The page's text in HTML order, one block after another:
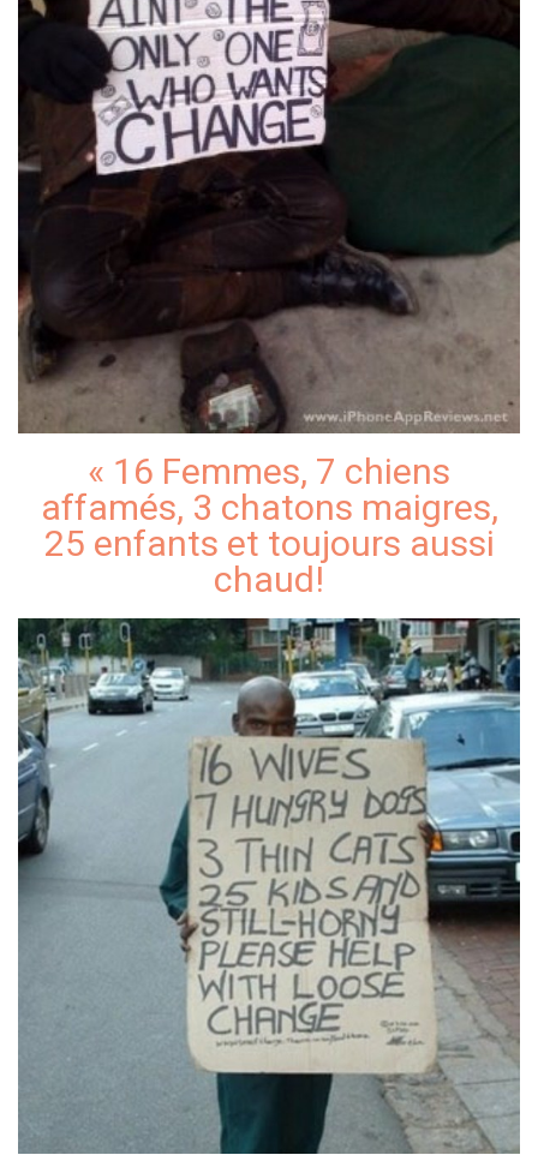
« 16 Femmes, 7 chiens
affamés, 3 chatons maigres,
25 enfants et toujours aussi
chaud!